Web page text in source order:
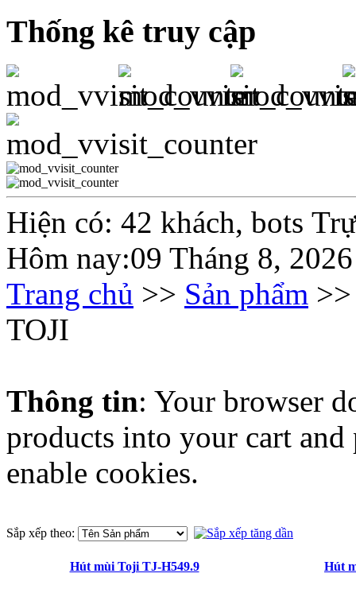
Thống kê truy cập
Hiện có: 42 khách, bots
Hôm nay:09 Tháng 8, 2026
Trang chủ >> Sản phẩm
TOJI
Thông tin: Your browser
products into your cart and
enable cookies.
Sắp xếp theo:
Hút mùi Toji TJ-H549.9 Hút